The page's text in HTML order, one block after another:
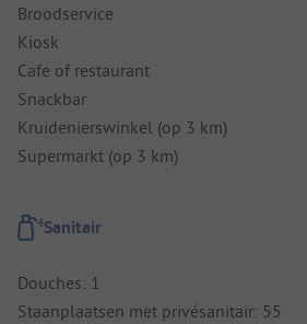
Broodservice
Kiosk
Cafe of restaurant
Snackbar
Kruidenierswinkel (op 3 km)
Supermarkt (op 3 km)
Sanitair
Douches: 1
Staanplaatsen met privésanitair: 55